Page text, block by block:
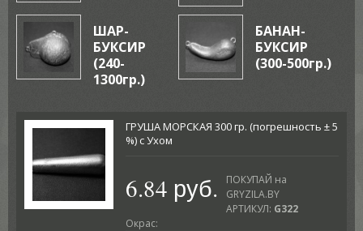
ШАР-
БУКСИР
(240-
1300гр.)
БАНАН-
БУКСИР
(300-500гр.)
ГРУША МОРСКАЯ 300 гр. (погрешность ± 5
%) с Ухом
6.84 руб.
ПОКУПАЙ на
GRYZILA.BY
АРТИКУЛ: G322
Окрас: